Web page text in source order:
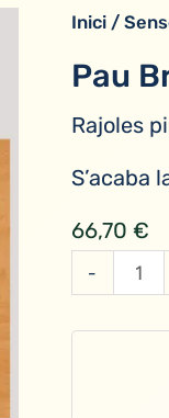
Inici/
Pau
Rajoles
S’acaba
66,70 €
-
quantitat
de
Pau